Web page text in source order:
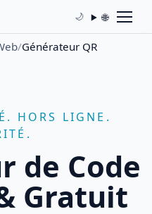
🌙 🌐
/Générateur QR
HORS LIGNE.
de Code
Gratuit